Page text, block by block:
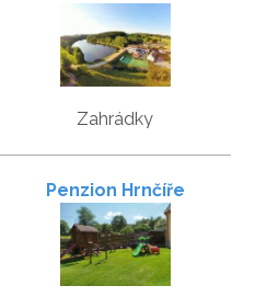
Zahrádky
Penzion Hrnčíře